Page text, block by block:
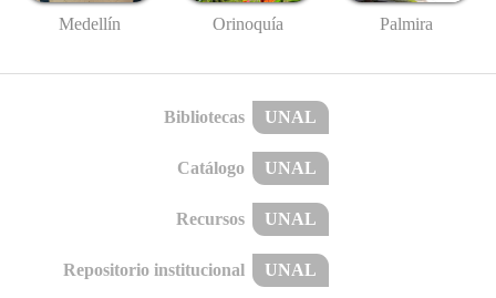
Medellín Orinoquía Palmira
Bibliotecas UNAL
Catálogo UNAL
Recursos UNAL
Repositorio institucional UNAL